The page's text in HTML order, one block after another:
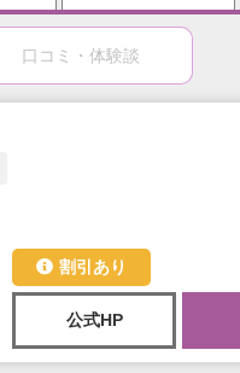
口コミ・体験談
割引あり
公式HP